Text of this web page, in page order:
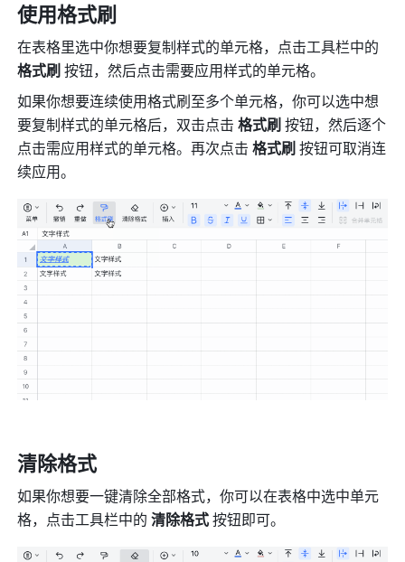
使用格式刷
格式刷 按钮，然后点击需要应用样式的单元格。
如果你想要连续使用格式刷至多个单元格，你可以选中想
要复制样式的单元格后，双击点击 格式刷 按钮，然后逐个
点击需应用样式的单元格。再次点击 格式刷 按钮可取消连
续应用。
清除格式
如果你想要一键清除全部格式，你可以在表格中选中单元
格，点击工具栏中的 清除格式 按钮即可。